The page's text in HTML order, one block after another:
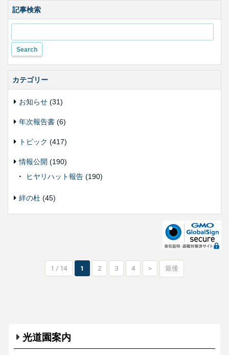
合
変
記事検索
カテゴリー
お知らせ (31)
年次報告書 (6)
トピック (417)
情報公開 (190)
ヒヤリハット報告 (190)
絆の杜 (45)
1 / 14 1 2 3 4 > 最後
光道園案内